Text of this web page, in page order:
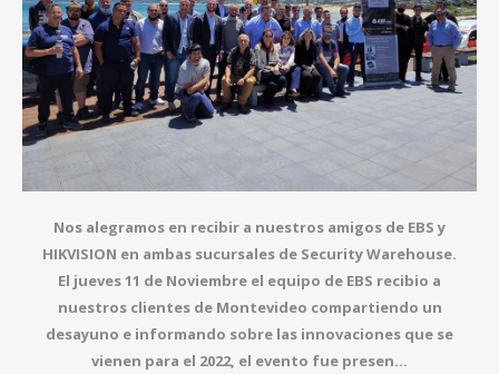
Nos alegramos en recibir a nuestros amigos de EBS y
HIKVISION en ambas sucursales de Security Warehouse.
El jueves 11 de Noviembre el equipo de EBS recibio a
nuestros clientes de Montevideo compartiendo un
desayuno e informando sobre las innovaciones que se
vienen para el 2022, el evento fue presen...